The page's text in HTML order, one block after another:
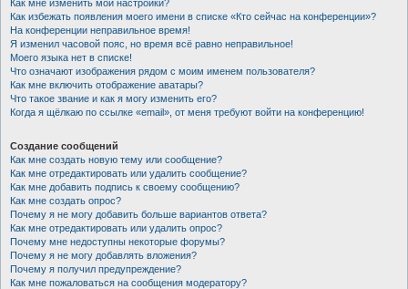
Как мне изменить мои настройки?
Как избежать появления моего имени в списке «Кто сейчас на конференции»?
На конференции неправильное время!
Я изменил часовой пояс, но время всё равно неправильное!
Моего языка нет в списке!
Что означают изображения рядом с моим именем пользователя?
Как мне включить отображение аватары?
Что такое звание и как я могу изменить его?
Когда я щёлкаю по ссылке «email», от меня требуют войти на конференцию!
Создание сообщений
Как мне создать новую тему или сообщение?
Как мне отредактировать или удалить сообщение?
Как мне добавить подпись к своему сообщению?
Как мне создать опрос?
Почему я не могу добавить больше вариантов ответа?
Как мне отредактировать или удалить опрос?
Почему мне недоступны некоторые форумы?
Почему я не могу добавлять вложения?
Почему я получил предупреждение?
Как мне пожаловаться на сообщения модератору?